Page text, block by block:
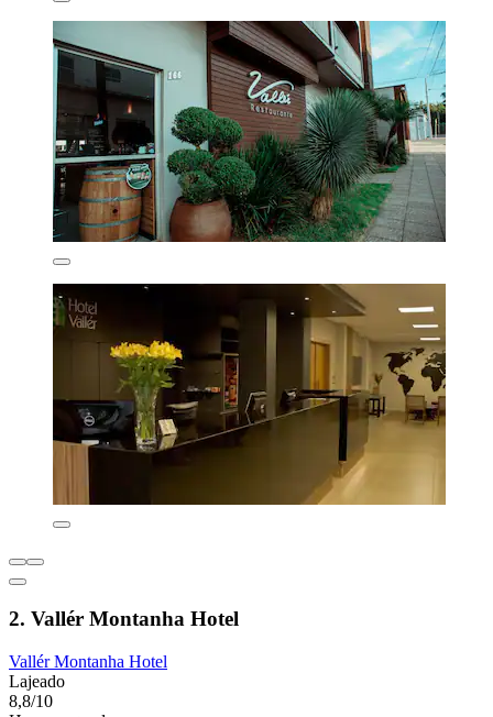
2. Vallér Montanha Hotel
Vallér Montanha Hotel
Lajeado
8,8/10